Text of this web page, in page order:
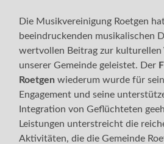
Die Musikvereinigung Roetgen
beeindruckenden musikalischen
wertvollen Beitrag zur
unserer Gemeinde geleistet. Der
Roetgen wiederum wurde für
Engagement und seine
Integration von Geflüchteten
Leistungen unterstreicht die
Aktivitäten, die die Gemeinde